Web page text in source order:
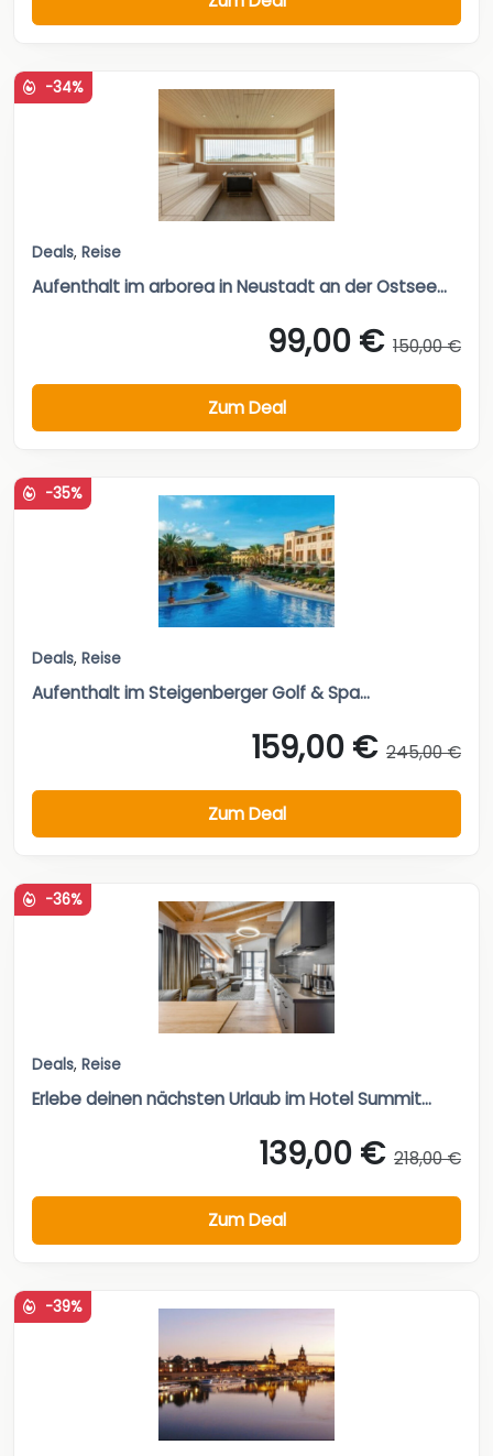
-34%
Deals, Reise
Aufenthalt im arborea in Neustadt an der Ostsee...
99,00 € 150,00 €
Zum Deal
-35%
Deals, Reise
Aufenthalt im Steigenberger Golf & Spa...
159,00 € 245,00 €
Zum Deal
-36%
Deals, Reise
Erlebe deinen nächsten Urlaub im Hotel Summit...
139,00 € 218,00 €
Zum Deal
-39%